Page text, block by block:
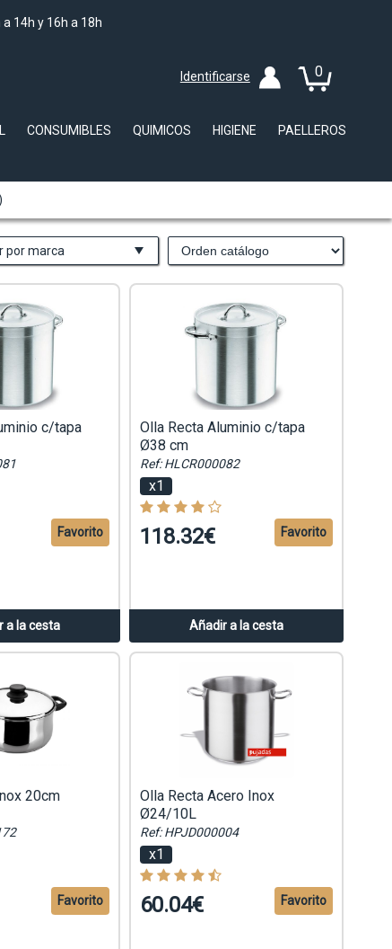
14h y 16h a 18h
0
Identificarse
CONSUMIBLES QUIMICOS HIGIENE PAELLEROS
por marca
c/tapa
a la cesta
Favorito
Olla Recta Aluminio c/tapa
Ø38 cm
Ref: HLCR000082
x1
118.32€
Añadir a la cesta
Favorito
20cm
Favorito
Olla Recta Acero Inox
Ø24/10L
Ref: HPJD000004
x1
60.04€ Favorito